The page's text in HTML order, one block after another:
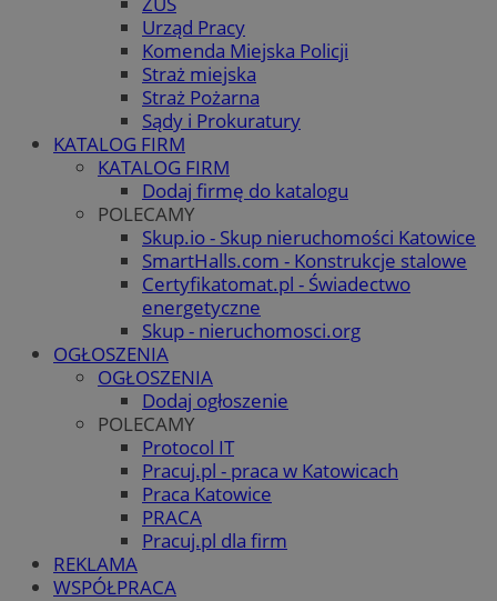
Urząd Pracy
Komenda Miejska Policji
Straż miejska
Straż Pożarna
Sądy i Prokuratury
KATALOG FIRM
KATALOG FIRM
Dodaj firmę do katalogu
POLECAMY
Skup.io - Skup nieruchomości Katowice
SmartHalls.com - Konstrukcje stalowe
Certyfikatomat.pl - Świadectwo
energetyczne
Skup - nieruchomosci.org
OGŁOSZENIA
OGŁOSZENIA
Dodaj ogłoszenie
POLECAMY
Protocol IT
Pracuj.pl - praca w Katowicach
Praca Katowice
PRACA
Pracuj.pl dla firm
REKLAMA
WSPÓŁPRACA